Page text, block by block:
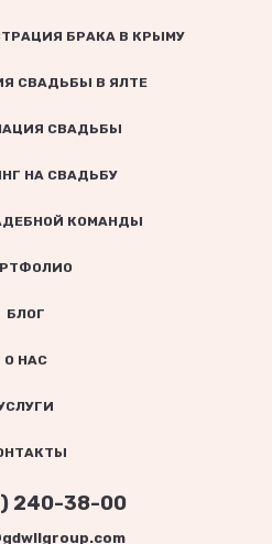
БРАКА В КРЫМУ
СВАДЬБЫ В ЯЛТЕ
СВАДЬБЫ
НА СВАДЬБУ
КОМАНДЫ
БЛОГ
О НАС
240-38-00